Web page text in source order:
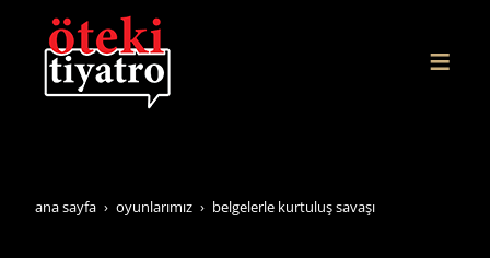
ana sayfa oyunlarimiz belgelerle kurtuluş savaşi